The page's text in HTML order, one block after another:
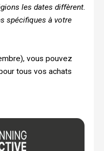
les dates diffèrent.
spécifiques à votre
vous pouvez
tous vos achats